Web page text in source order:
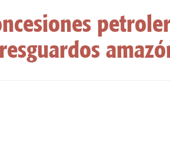
resguardos